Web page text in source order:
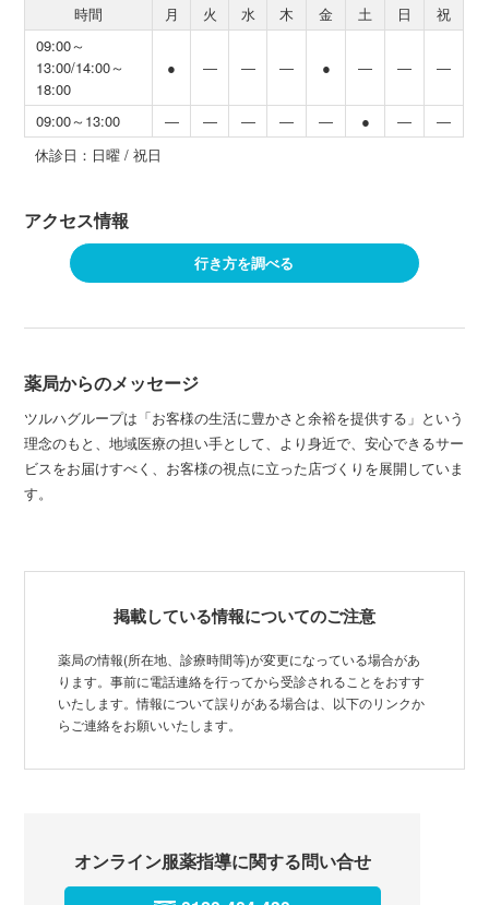
時間 月 火 水 木 金 土 日
祝
09:00～
13:00/14:00～
18:00
● ― ― ― ● ― ― ―
09:00～13:00 ― ― ― ― ― ● ―
―
休診日：日曜 / 祝日
アクセス情報
行き方を調べる
薬局からのメッセージ
ツルハグループは「お客様の生活に豊かさと余裕を提供する」という
理念のもと、地域医療の担い手として、より身近で、安心できるサー
ビスをお届けすべく、お客様の視点に立った店づくりを展開していま
す。
掲載している情報についてのご注意
薬局の情報(所在地、診療時間等)が変更になっている場合があ
ります。事前に電話連絡を行ってから受診されることをおすす
いたします。情報について誤りがある場合は、以下のリンクか
らご連絡をお願いいたします。
オンライン服薬指導に関する問い合せ